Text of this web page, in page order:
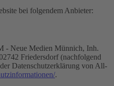
bei folgendem Anbieter:
Neue Medien Münnich, Inh.
Friedersdorf (nachfolgend
Datenschutzerklärung von All-
.